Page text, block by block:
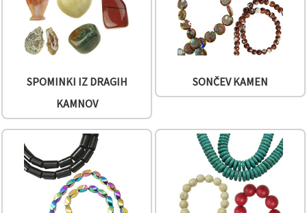
SPOMINKI IZ DRAGIH
KAMNOV
SONČEV KAMEN